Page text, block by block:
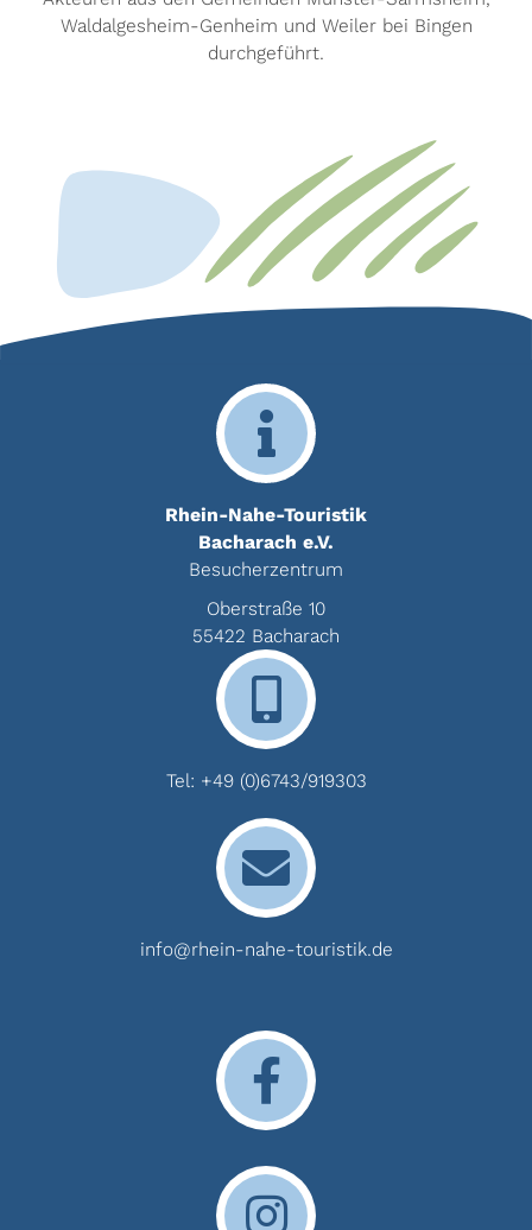
Waldalgesheim-Genheim und Weiler bei Bingen
durchgeführt.
Rhein-Nahe-Touristik
Bacharach e.V.
Besucherzentrum
Oberstraße 10
55422 Bacharach
Tel: +49 (0)6743/919303
info@rhein-nahe-touristik.de